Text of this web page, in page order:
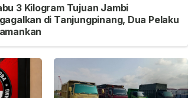
3 Kilogram Tujuan Jambi
di Tanjungpinang, Dua Pelaku